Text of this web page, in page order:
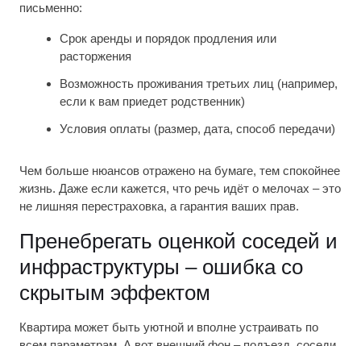
письменно:
Срок аренды и порядок продления или
расторжения
Возможность проживания третьих лиц (например,
если к вам приедет родственник)
Условия оплаты (размер, дата, способ передачи)
Чем больше нюансов отражено на бумаге, тем спокойнее
жизнь. Даже если кажется, что речь идёт о мелочах – это
не лишняя перестраховка, а гарантия ваших прав.
Пренебрегать оценкой соседей и
инфраструктуры – ошибка со
скрытым эффектом
Квартира может быть уютной и вполне устраивать по